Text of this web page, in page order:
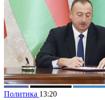
Политика 13:20